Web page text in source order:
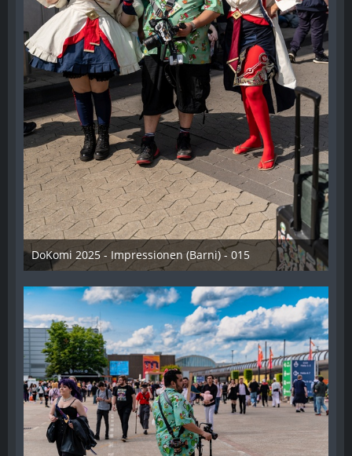
DoKomi 2025 - Impressionen (Barni) - 015
16. Juli 2025